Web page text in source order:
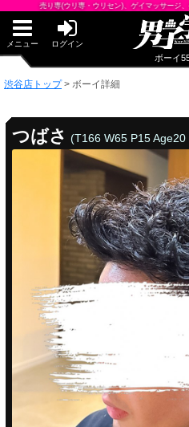
売り専(ウリ専・ウリセン)、ゲイマッサージ、ゲ
メニュー ログイン
ボーイ
サテライト大宮
PUA'八重洲
PUA'新橋
PUA'蒲田
PUA四日市
PUA津
×閉
PUA和歌山
PUA奈良
PUA加古川
×閉
PUA鹿児島
×閉
渋谷店トップ> ボーイ詳細
つばさ (T166 W65 P15 Age20